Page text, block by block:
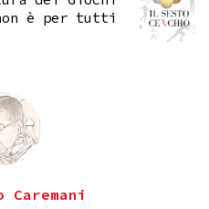
è per tutti
Caremani